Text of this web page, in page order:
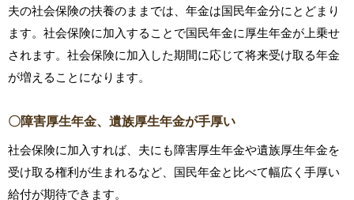
夫の社会保険の扶養のままでは、年金は国民年金分にとどまり
ます。社会保険に加入することで国民年金に厚生年金が上乗せ
されます。社会保険に加入した期間に応じて将来受け取る年金
が増えることになります。
〇障害厚生年金、遺族厚生年金が手厚い
社会保険に加入すれば、夫にも障害厚生年金や遺族厚生年金を
受け取る権利が生まれるなど、国民年金と比べて幅広く手厚い
給付が期待できます。